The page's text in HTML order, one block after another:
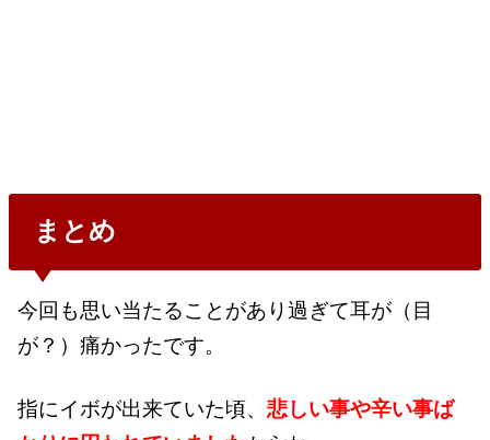
まとめ
今回も思い当たることがあり過ぎて耳が（目
が？）痛かったです。
指にイボが出来ていた頃、悲しい事や辛い事ば